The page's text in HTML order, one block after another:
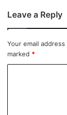
Leave a Reply
Your email
marked *